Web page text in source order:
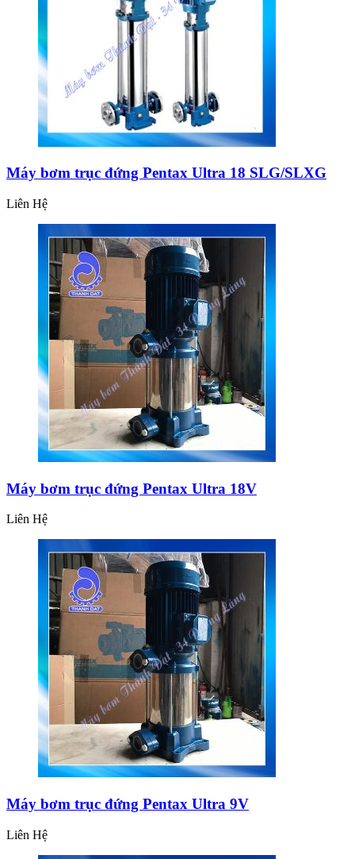
Máy bơm trục đứng Pentax Ultra 18 SLG/SLXG
Liên Hệ
Máy bơm trục đứng Pentax Ultra 18V
Liên Hệ
Máy bơm trục đứng Pentax Ultra 9V
Liên Hệ